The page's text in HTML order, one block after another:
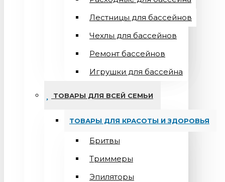
Лестницы для бассейнов
Чехлы для бассейнов
Ремонт бассейнов
Игрушки для бассейна
ТОВАРЫ ДЛЯ ВСЕЙ СЕМЬИ
ТОВАРЫ ДЛЯ КРАСОТЫ И ЗДОРОВЬЯ
Бритвы
Триммеры
Эпиляторы